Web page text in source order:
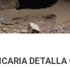
DETALLA